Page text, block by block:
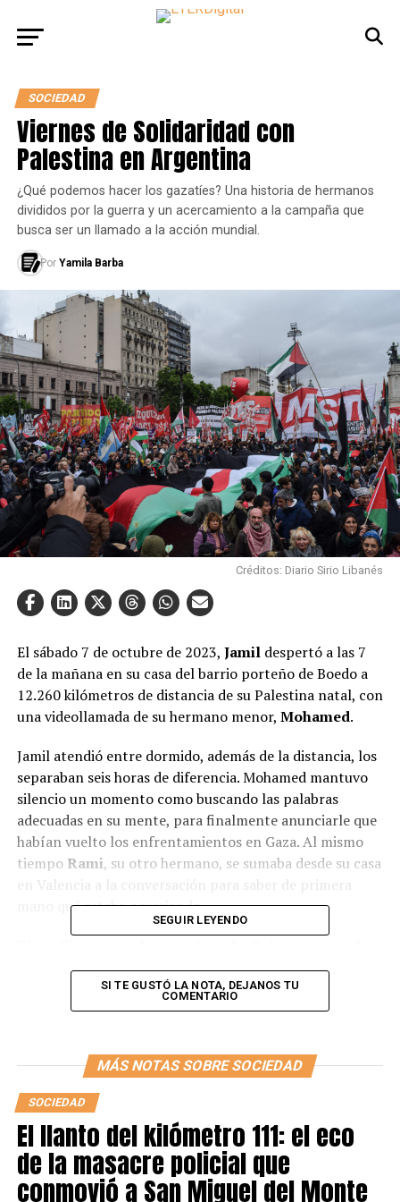
SOCIEDAD
Viernes de Solidaridad con
Palestina en Argentina
¿Qué podemos hacer los gazatíes? Una historia de hermanos
divididos por la guerra y un acercamiento a la campaña que
busca ser un llamado a la acción mundial.
Por Yamila Barba
Créditos: Diario Sirio Libanés
El sábado 7 de octubre de 2023, Jamildespertó a las 7
de la mañana en su casa del barrio porteño de Boedo a
12.260 kilómetros de distancia de su Palestina natal, con
una videollamada de su hermano menor, Mohamed.
Jamil atendió entre dormido, además de la distancia, los
separaban seis horas de diferencia. Mohamed mantuvo
silencio un momento como buscando las palabras
adecuadas en su mente, para finalmente anunciarle que
habían vuelto los enfrentamientos en Gaza. Al mismo
tiempo Rami, su otro hermano, se sumaba desde su casa
en Valencia a la conversación para saber de primera
mano qué estaba ocurriendo.
territoriono es algo que se dio en 2023
sorpresivamente, de hecho, para poder comprenderlo
hay que remontarse a más de un siglo atrás con la caída
emitió la Declaración Balfour que expresaba su apoyo al
establecimiento de un estado judío permanente en
Palestina.
SEGUIR LEYENDO
SI TE GUSTÓ LA NOTA, DEJANOS TU
COMENTARIO
MÁS NOTAS SOBRE SOCIEDAD
SOCIEDAD
El llanto del kilómetro 111: el eco
de la masacre policial que
conmovió a San Miguel del Monte